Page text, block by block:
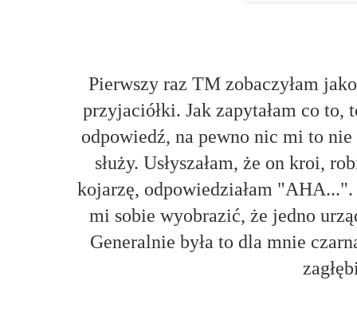
Pierwszy raz TM zobaczyłam
przyjaciółki. Jak zapytałam co to,
odpowiedź, na pewno nic mi to
służy. Usłyszałam, że on kroi,
kojarzę, odpowiedziałam
mi sobie wyobrazić, że jedno
Generalnie była to dla mnie